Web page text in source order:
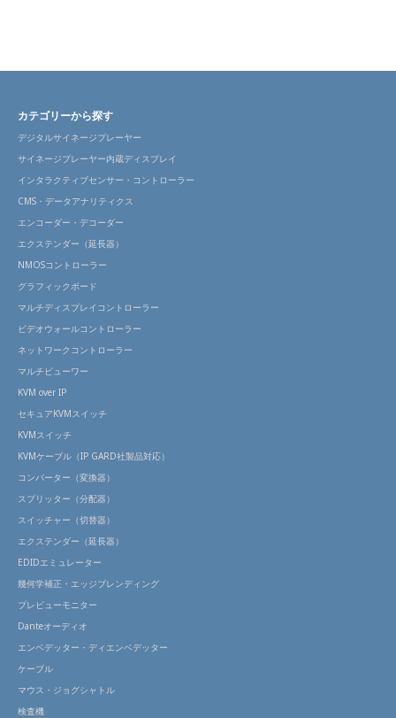
カテゴリーから探す
デジタルサイネージプレーヤー
サイネージプレーヤー内蔵ディスプレイ
インタラクティブセンサー・コントローラー
CMS・データアナリティクス
エンコーダー・デコーダー
エクステンダー（延長器）
NMOSコントローラー
グラフィックボード
マルチディスプレイコントローラー
ビデオウォールコントローラー
ネットワークコントローラー
マルチビューワー
KVM over IP
セキュアKVMスイッチ
KVMスイッチ
KVMケーブル（IP GARD社製品対応）
コンバーター（変換器）
スプリッター（分配器）
スイッチャー（切替器）
エクステンダー（延長器）
EDIDエミュレーター
幾何学補正・エッジブレンディング
プレビューモニター
Danteオーディオ
エンベデッター・ディエンベデッター
ケーブル
マウス・ジョグシャトル
検査機